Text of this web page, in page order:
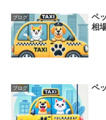
ブログ
ペ
相
ブログ ペ